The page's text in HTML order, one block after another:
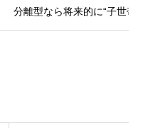
分離型なら将来的に“子世帯